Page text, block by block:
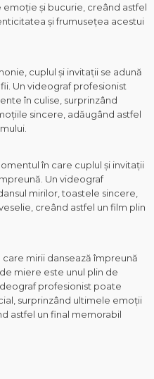
și bucurie, creând astfel
și frumusețea acestui
cuplul și invitații se adună
Un videograf profesionist
în culise, surprinzând
sincere, adăugând astfel
în care cuplul și invitații
Un videograf
mirilor, toastele sincere,
creând astfel un film plin
mirii dansează împreună
miere este unul plin de
profesionist poate
surprinzând ultimele emoții
astfel un final memorabil